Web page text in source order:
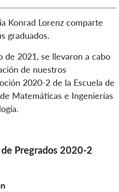
Konrad Lorenz comparte
graduados.
de 2021, se llevaron a cabo
de nuestros
2020-2 de la Escuela de
Matemáticas e Ingenierías
Pregrados 2020-2